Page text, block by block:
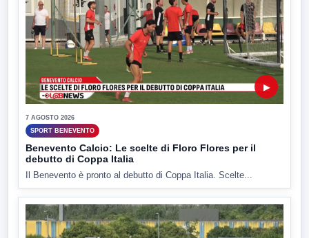
▶
7 AGOSTO 2026
SPORT BENEVENTO
Benevento Calcio: Le scelte di Floro Flores per il
debutto di Coppa Italia
Il Benevento è pronto al debutto di Coppa Italia. Scelte...